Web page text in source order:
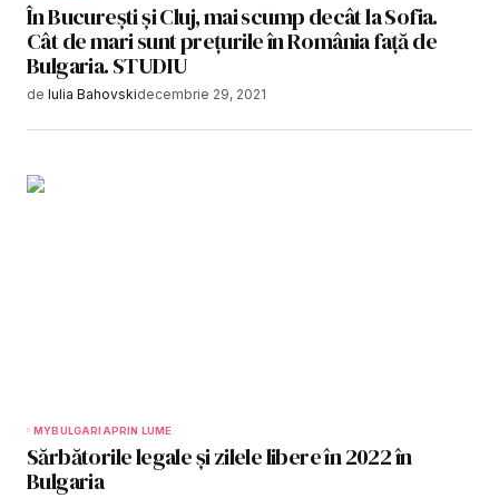
În Bucureşti şi Cluj, mai scump decât la Sofia.
Cât de mari sunt preţurile în România faţă de
Bulgaria. STUDIU
de Iulia Bahovskidecembrie 29, 2021
MYBULGARIAPRIN LUME
Sărbătorile legale și zilele libere în 2022 în
Bulgaria